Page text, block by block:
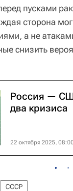
пусками
сторона
а не
снизить
Россия —
два кризиса
22 октября 2025, 08:00
СССР